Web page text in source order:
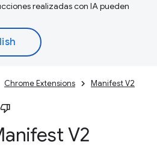
realizadas con IA pueden
Chrome Extensions Manifest V2
V2